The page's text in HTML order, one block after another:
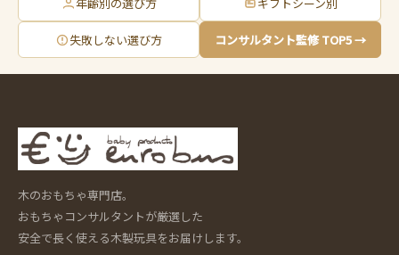
失敗しない選び方 コンサルタント監修 TOP5 →
木のおもちゃ専門店。
おもちゃコンサルタントが厳選した
安全で長く使える木製玩具をお届けします。